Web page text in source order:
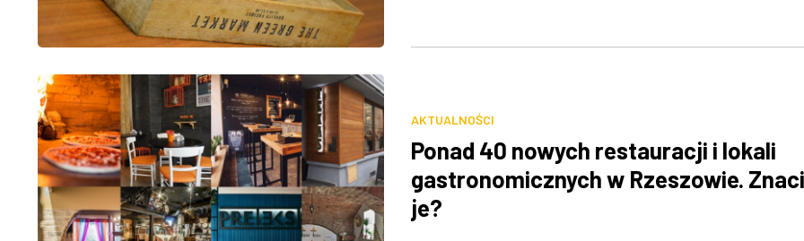
AKTUALNOŚCI
Ponad 40 nowych restauracji i lokali
gastronomicznych w Rzeszowie.
je?